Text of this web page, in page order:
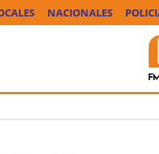
NACIONALES